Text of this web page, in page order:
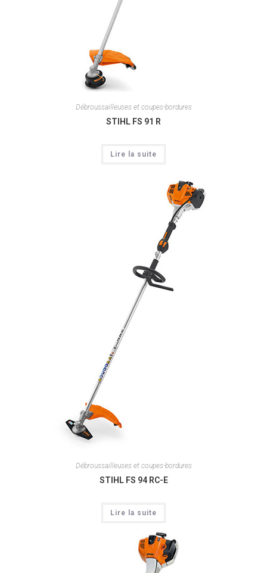
Débroussailleuses et coupes-bordures
STIHL FS 91 R
Lire la suite
Débroussailleuses et coupes-bordures
STIHL FS 94 RC-E
Lire la suite